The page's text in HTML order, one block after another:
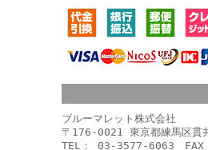
ブルーマレット株式会社
〒176-0021 東京都練馬区貫
TEL： 03-3577-6063